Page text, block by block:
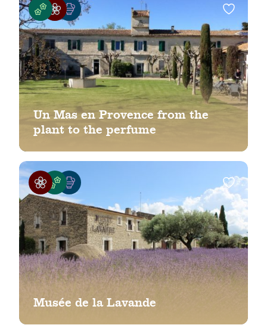
Un Mas en Provence from the
plant to the perfume
Musée de la Lavande